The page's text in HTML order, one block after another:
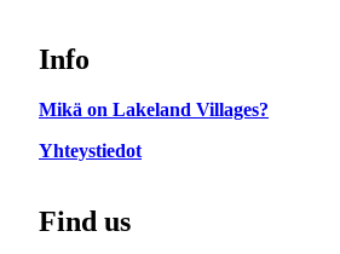
Info
Mikä on Lakeland Villages?
Yhteystiedot
Find us